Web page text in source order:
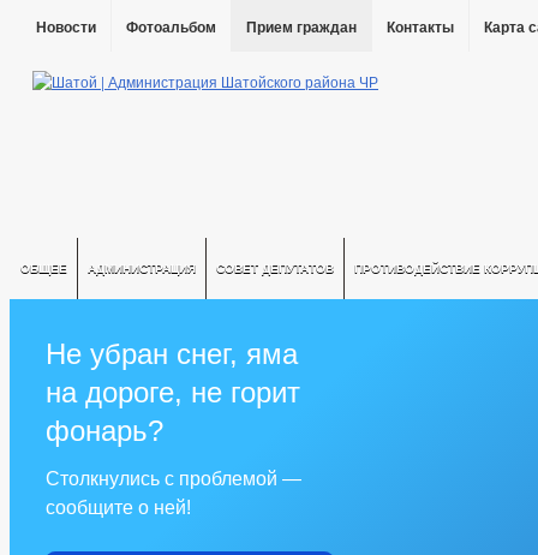
Новости Фотоальбом Прием граждан Контакты Карта
ОБЩЕЕ АДМИНИСТРАЦИЯ СОВЕТ ДЕПУТАТОВ ПРОТИВОДЕЙСТВИЕ
Не убран снег, яма
на дороге, не горит
фонарь?
Столкнулись с проблемой —
сообщите о ней!